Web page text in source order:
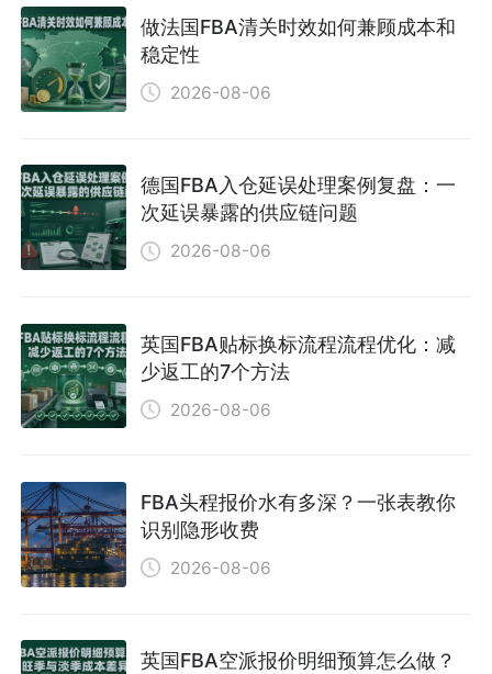
做法国FBA清关时效如何兼顾成本和
稳定性
2026-08-06
德国FBA入仓延误处理案例复盘：一
次延误暴露的供应链问题
2026-08-06
英国FBA贴标换标流程流程优化：减
少返工的7个方法
2026-08-06
FBA头程报价水有多深？一张表教你
识别隐形收费
2026-08-06
英国FBA空派报价明细预算怎么做？